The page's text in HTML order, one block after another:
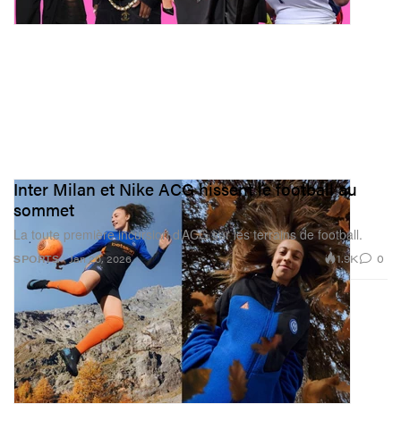
SPORTS
Inter Milan et Nike ACG hissent le football au
sommet
La toute première incursion d’ACG sur les terrains de football.
Jan 20, 2026 1.9K 0